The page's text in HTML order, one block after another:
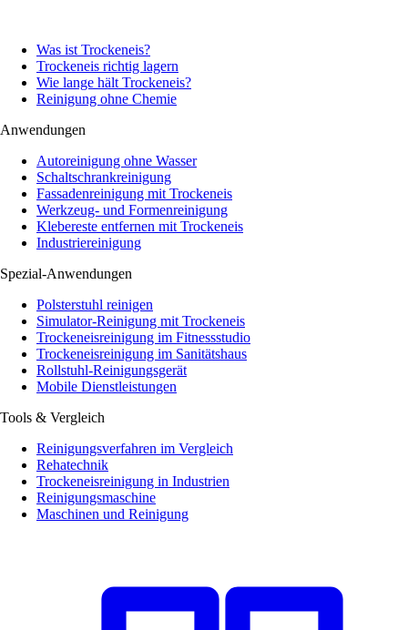
Was ist Trockeneis?
Trockeneis richtig lagern
Wie lange hält Trockeneis?
Reinigung ohne Chemie
Anwendungen
Autoreinigung ohne Wasser
Schaltschrankreinigung
Fassadenreinigung mit Trockeneis
Werkzeug- und Formenreinigung
Klebereste entfernen mit Trockeneis
Industriereinigung
Spezial-Anwendungen
Polsterstuhl reinigen
Simulator-Reinigung mit Trockeneis
Trockeneisreinigung im Fitnessstudio
Trockeneisreinigung im Sanitätshaus
Rollstuhl-Reinigungsgerät
Mobile Dienstleistungen
Tools & Vergleich
Reinigungsverfahren im Vergleich
Rehatechnik
Trockeneisreinigung in Industrien
Reinigungsmaschine
Maschinen und Reinigung